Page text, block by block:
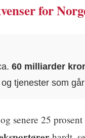
for
60 milliarder
og tjenester som
senere 25